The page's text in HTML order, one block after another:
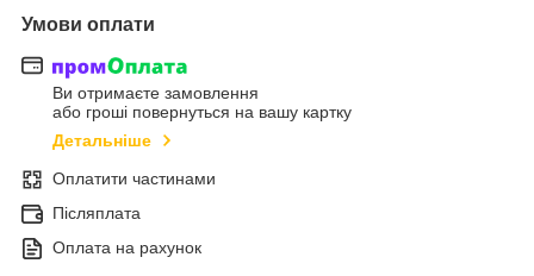
Умови оплати
Ви отримаєте замовлення
або гроші повернуться на вашу картку
Детальніше
Оплатити частинами
Післяплата
Оплата на рахунок